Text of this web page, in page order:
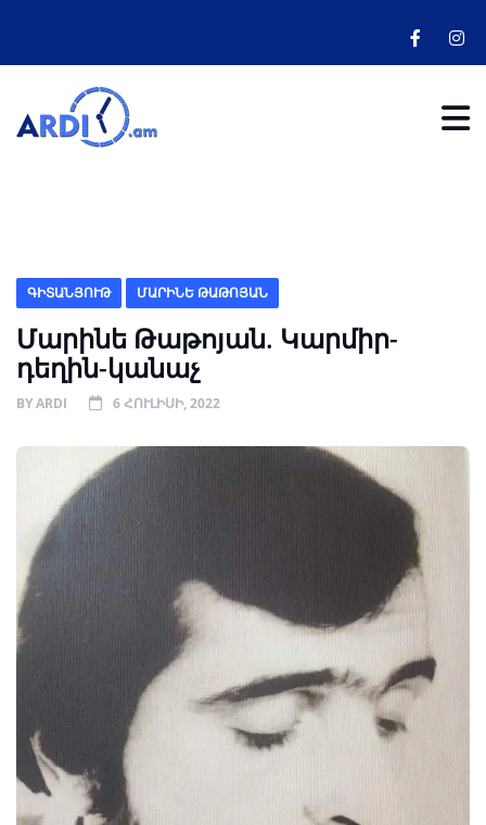
ԳԻՏԱՆՅՈՒԹ ՄԱՐԻՆԵ ԹԱԹՈՅԱՆ
Մարինե Թաթոյան. Կարմիր-
դեղին-կանաչ
BYARDI 6 ՀՈՒԼԻՍԻ, 2022